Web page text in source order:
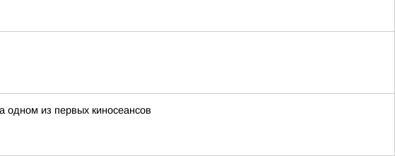
одном из первых киносеансов